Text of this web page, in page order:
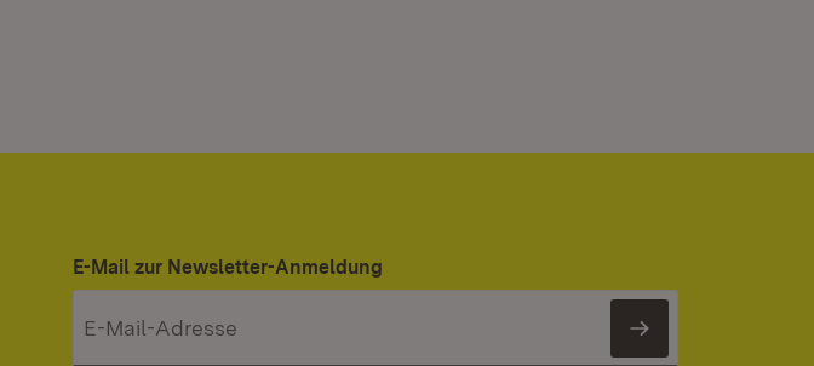
E-Mail zur Newsletter-Anmeldung
Newsletter